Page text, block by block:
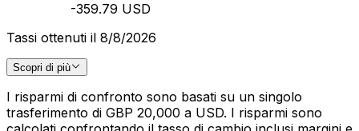
-359.79 USD
Tassi ottenuti il 8/8/2026
Scopri di più
I risparmi di confronto sono basati su un singolo
trasferimento di GBP 20,000 a USD. I risparmi sono